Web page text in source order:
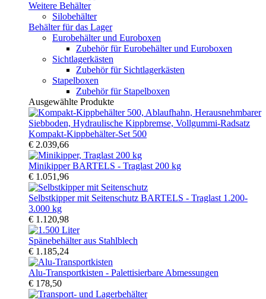
Weitere Behälter
Silobehälter
Behälter für das Lager
Eurobehälter und Euroboxen
Zubehör für Eurobehälter und Euroboxen
Sichtlagerkästen
Zubehör für Sichtlagerkästen
Stapelboxen
Zubehör für Stapelboxen
Ausgewählte Produkte
Kompakt-Kippbehälter-Set 500
€ 2.039,66
Minikipper BARTELS - Traglast 200 kg
€ 1.051,96
Selbstkipper mit Seitenschutz BARTELS - Traglast 1.200-
3.000 kg
€ 1.120,98
Spänebehälter aus Stahlblech
€ 1.185,24
Alu-Transportkisten - Palettisierbare Abmessungen
€ 178,50